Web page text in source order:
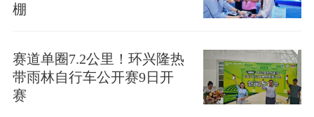
棚
赛道单圈7.2公里！环兴隆热
带雨林自行车公开赛9日开
赛